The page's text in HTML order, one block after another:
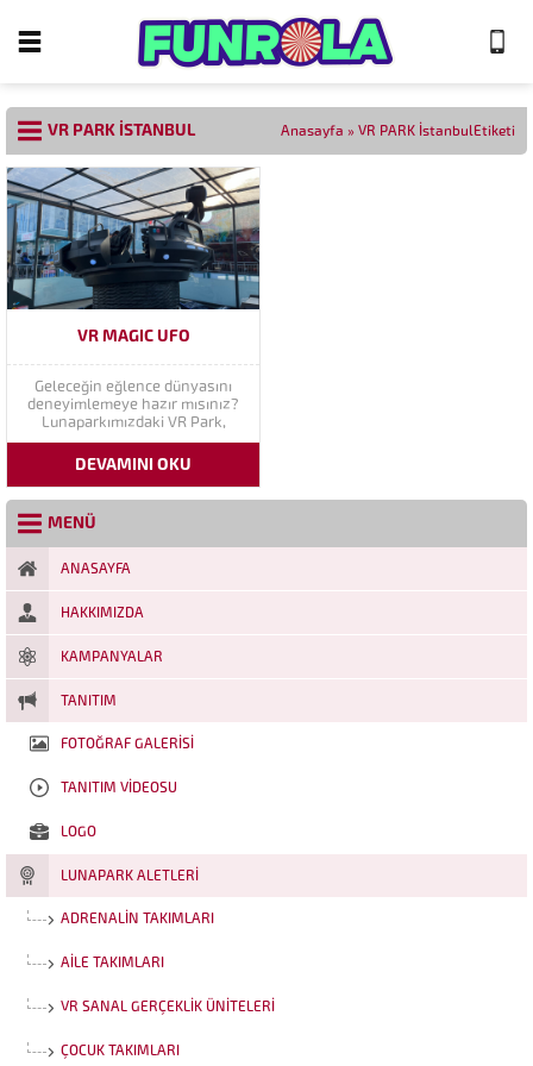
VR PARK İSTANBUL Anasayfa » VR PARK İstanbulEtiketi
VR MAGIC UFO
Geleceğin eğlence dünyasını
deneyimlemeye hazır mısınız?
Lunaparkımızdaki VR Park,
ziyaretçilerimize gerçek
dünyadan sanal gerçekliğin
evrenine adım atma fırsatı
sunuyor. VR Park makinemiz,
sürükleyici bir deneyimle sizi
hayal gücünüzün sınırlarını
zorlamaya davet ediyor! VR
Park, son teknoloji sanal
DEVAMINI OKU
MENÜ
ANASAYFA
HAKKIMIZDA
KAMPANYALAR
TANITIM
FOTOĞRAF GALERISI
TANITIM VIDEOSU
LOGO
LUNAPARK ALETLERI
ADRENALIN TAKIMLARI
AILE TAKIMLARI
VR SANAL GERÇEKLIK ÜNITELERI
ÇOCUK TAKIMLARI